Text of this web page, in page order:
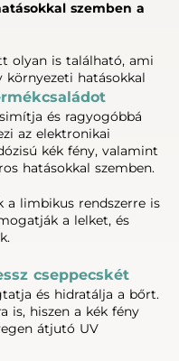
szemben a
olyan is található, ami
környezeti hatásokkal
és ragyogóbbá
az elektronikai
kék fény, valamint
hatásokkal szemben.
a limbikus rendszerre is
a lelket, és
cseppecskét
és hidratálja a bőrt.
is, hiszen a kék fény
átjutó UV